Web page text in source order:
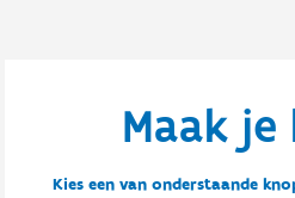
Maak je
Kies een van onderstaande